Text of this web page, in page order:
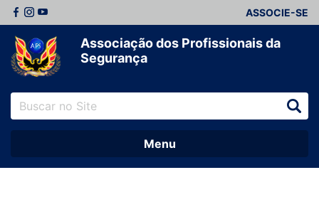
ASSOCIE-SE
Associação dos Profissionais da
Segurança
Menu